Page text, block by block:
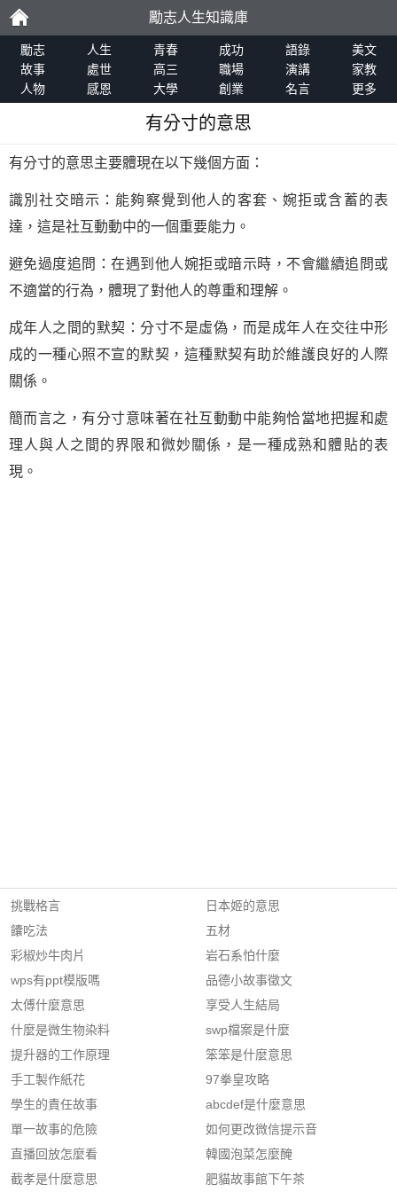
勵
志
勵志人生知識庫
勵志 人生 青春 成功 語錄
美文
故事
處世 高三 職場 演講
家教
人物
感恩 大學 創業 名言 更多
有分寸的意思
有分寸的意思主要體現在以下幾個方面：
識別社交暗示：能夠察覺到他人的客套、婉拒或含蓄的表
達，這是社互動動中的一個重要能力。
避免過度追問：在遇到他人婉拒或暗示時，不會繼續追問或
不適當的行為，體現了對他人的尊重和理解。
成年人之間的默契：分寸不是虛偽，而是成年人在交往中形
成的一種心照不宣的默契，這種默契有助於維護良好的人際
關係。
簡而言之，有分寸意味著在社互動動中能夠恰當地把握和處
理人與人之間的界限和微妙關係，是一種成熟和體貼的表
現。
挑戰格言
饢吃法
彩椒炒牛肉片
wps有ppt模版嗎
太傅什麼意思
什麼是微生物染料
提升器的工作原理
手工製作紙花
學生的責任故事
單一故事的危險
直播回放怎麼看
截孝是什麼意思
日本姬的意思
五材
岩石系怕什麼
品德小故事徵文
享受人生結局
swp檔案是什麼
笨笨是什麼意思
97拳皇攻略
abcdef是什麼意思
如何更改微信提示音
韓國泡菜怎麼醃
肥貓故事館下午茶